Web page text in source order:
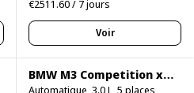
€2511.60 / 7 jours
Voir
BMW M3 Competition xDrive
Automatique, 3.0 L, 5 places